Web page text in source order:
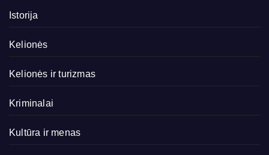
Istorija
Kelionės
Kelionės ir turizmas
Kriminalai
Kultūra ir menas